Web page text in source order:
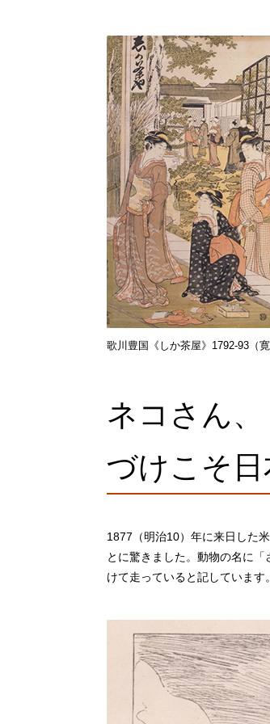
歌川豊国《しか茶屋》1792-93（
ネコさん
づけこそ日
1877（明治10）年に来日した
とに驚きました。動物の名に
けて走っていると記しています。